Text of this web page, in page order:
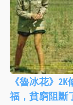
《魯冰花》
福，貧窮阻斷